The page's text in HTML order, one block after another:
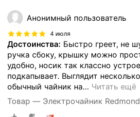
Анонимный пользователь
4 июля
Достоинства: Быстро греет, не
ручка сбоку, крышку можно
удобно, носик так классно
подкапывает. Выглядит
обычный чайник на… Читать ещё
Товар — Электрочайник